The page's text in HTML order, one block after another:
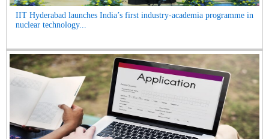
IIT Hyderabad launches India’s first industry-academia programme in
nuclear technology...